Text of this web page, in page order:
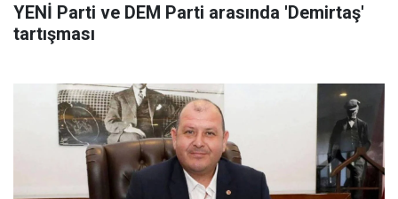
YENİ Parti ve DEM Parti arasında 'Demirtaş'
tartışması